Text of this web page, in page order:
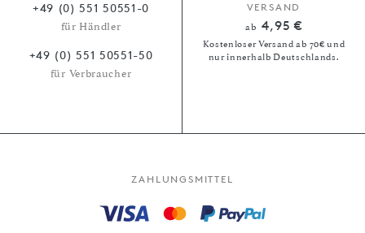
+49 (0) 551 50551-0
für Händler
+49 (0) 551 50551-50
für Verbraucher
VERSAND
ab 4,95 €
Kostenloser Versand ab 70€ und
nur innerhalb Deutschlands.
ZAHLUNGSMITTEL